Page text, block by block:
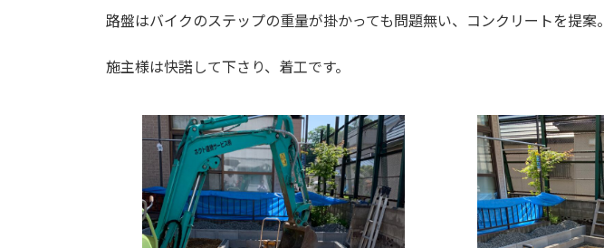
路盤はバイクのステップの重量が掛かっても問題無い、コンクリートを提案。
施主様は快諾して下さり、着工です。